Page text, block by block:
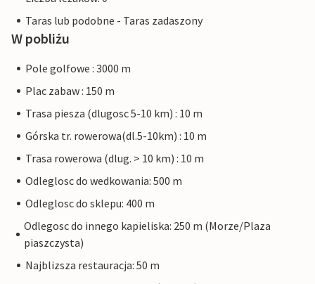
Taras lub podobne - Taras zadaszony
W pobliżu
Pole golfowe : 3000 m
Plac zabaw : 150 m
Trasa piesza (dlugosc 5-10 km) : 10 m
Górska tr. rowerowa(dl.5-10km) : 10 m
Trasa rowerowa (dlug. > 10 km) : 10 m
Odleglosc do wedkowania: 500 m
Odleglosc do sklepu: 400 m
Odlegosc do innego kapieliska: 250 m (Morze/Plaza
piaszczysta)
Najblizsza restauracja: 50 m